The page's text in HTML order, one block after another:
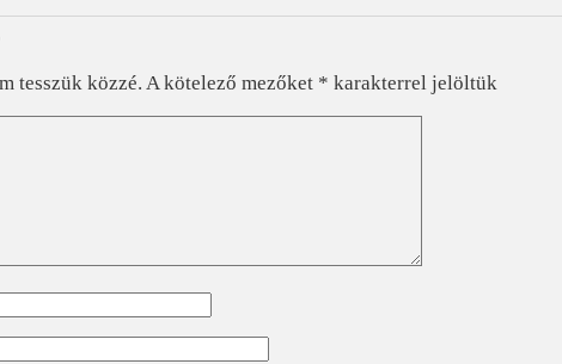
tesszük közzé. A kötelező mezőket * karakterrel jelöltük